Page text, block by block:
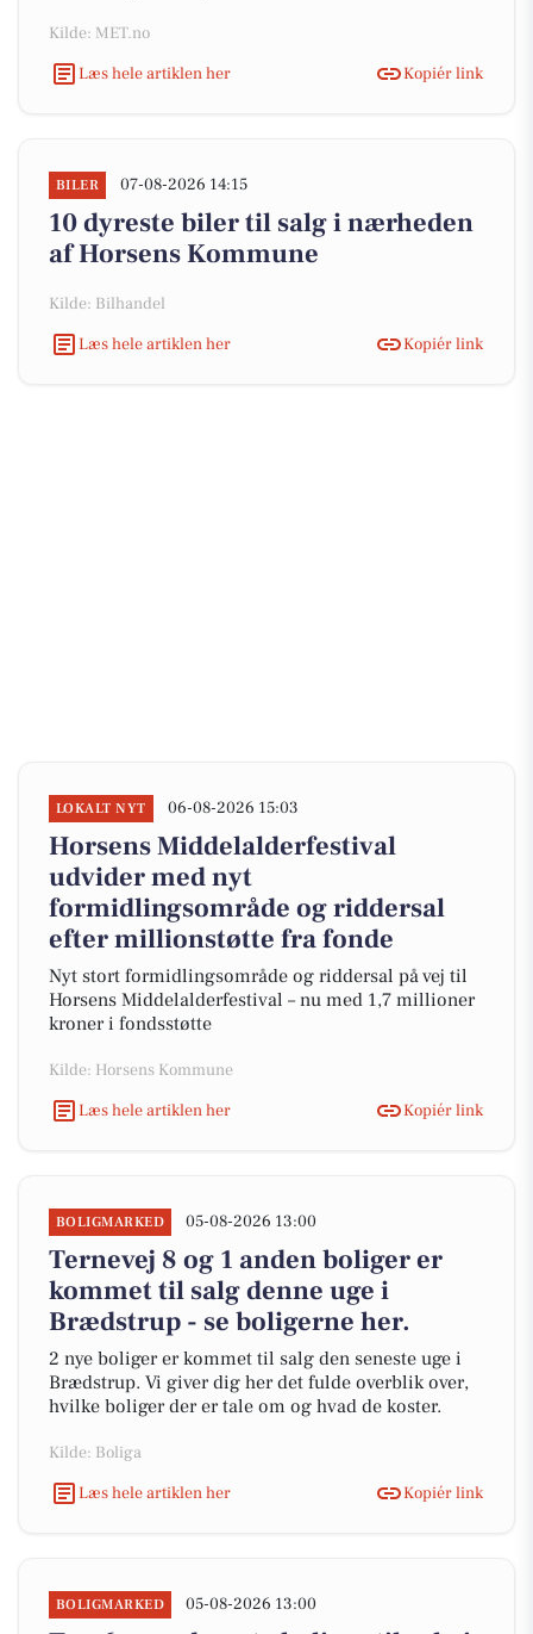
Kilde: MET.no
Læs hele artiklen her
Kopiér link
BILER 07-08-2026 14:15
10 dyreste biler til salg i nærheden
af Horsens Kommune
Kilde: Bilhandel
Læs hele artiklen her
Kopiér link
LOKALT NYT 06-08-2026 15:03
Horsens Middelalderfestival
udvider med nyt
formidlingsområde og riddersal
efter millionstøtte fra fonde
Nyt stort formidlingsområde og riddersal på vej til
Horsens Middelalderfestival – nu med 1,7 millioner
kroner i fondsstøtte
Kilde: Horsens Kommune
Læs hele artiklen her
Kopiér link
BOLIGMARKED 05-08-2026 13:00
Ternevej 8 og 1 anden boliger er
kommet til salg denne uge i
Brædstrup - se boligerne her.
2 nye boliger er kommet til salg den seneste uge i
Brædstrup. Vi giver dig her det fulde overblik over,
hvilke boliger der er tale om og hvad de koster.
Kilde: Boliga
Læs hele artiklen her
Kopiér link
BOLIGMARKED 05-08-2026 13:00